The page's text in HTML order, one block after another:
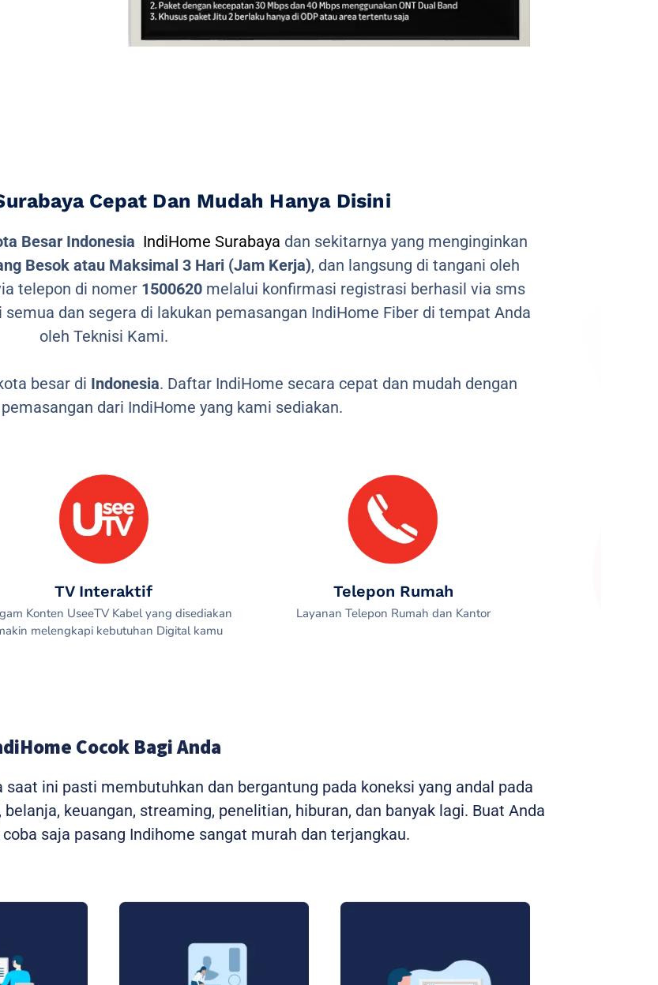
Cepat Dan Mudah Hanya Disini
Besar Indonesia IndiHome Surabaya dan sekitarnya yang menginginkan
Besok atau Maksimal 3 Hari (Jam Kerja), dan langsung di tangani oleh
telepon di nomer 1500620melalui konfirmasi registrasi berhasil via sms
dan segera di lakukan pemasangan IndiHome Fiber di tempat Anda
oleh Teknisi Kami.
besar di Indonesia. Daftar IndiHome secara cepat dan mudah dengan
dari IndiHome yang kami sediakan.
TV Interaktif
Konten UseeTV Kabel yang disediakan
melengkapi kebutuhan Digital kamu
Telepon Rumah
Layanan Telepon Rumah dan Kantor
Cocok Bagi Anda
ini pasti membutuhkan dan bergantung pada koneksi yang andal pada
keuangan, streaming, penelitian, hiburan, dan banyak lagi. Buat Anda
saja pasang Indihome sangat murah dan terjangkau.